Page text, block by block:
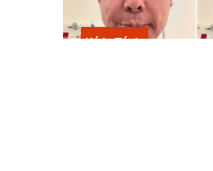
Kátia Flávia